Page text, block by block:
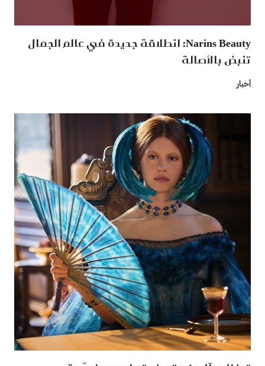
Narins Beauty: انطلاقة جديدة في عالم الجمال
تنبض بالأصالة
أخبار